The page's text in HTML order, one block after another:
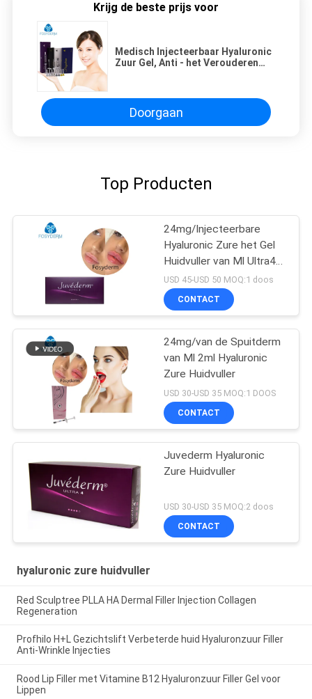
Krijg de beste prijs voor
Medisch Injecteerbaar Hyaluronic
Zuur Gel, Anti - het Verouderen
Doorgaan
Top Producten
24mg/Injecteerbare
Hyaluronic Zure het Gel
Huidvuller van Ml Ultra4
voor Lippen 2*1ml
USD 45-USD 50 MOQ:1 doos
CONTACT
24mg/van de Spuitderm
van Ml 2ml Hyaluronic
Zure Huidvuller
USD 30-USD 35 MOQ:1 DOOS
CONTACT
Juvederm Hyaluronic
Zure Huidvuller
USD 30-USD 35 MOQ:2 doos
CONTACT
hyaluronic zure huidvuller
Red Sculptree PLLA HA Dermal Filler Injection Collagen
Regeneration
Profhilo H+L Gezichtslift Verbeterde huid Hyaluronzuur Filler
Anti-Wrinkle Injecties
Rood Lip Filler met Vitamine B12 Hyaluronzuur Filler Gel voor
Lippen